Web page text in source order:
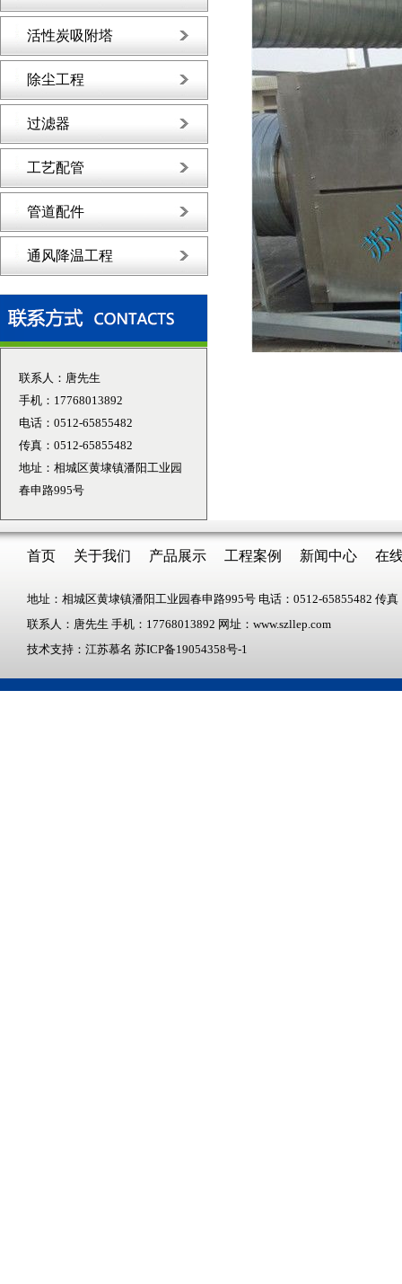
活性炭吸附塔
除尘工程
过滤器
工艺配管
管道配件
通风降温工程
联系人：唐先生
手机：17768013892
电话：0512-65855482
传真：0512-65855482
地址：相城区黄埭镇潘阳工业园
春申路995号
首页 关于我们 产品展示 工程案例 新闻中心 在
地址：相城区黄埭镇潘阳工业园春申路995号 电话：0512-65855482 传真
联系人：唐先生 手机：17768013892 网址：www.szllep.com
技术支持：江苏慕名 苏ICP备19054358号-1